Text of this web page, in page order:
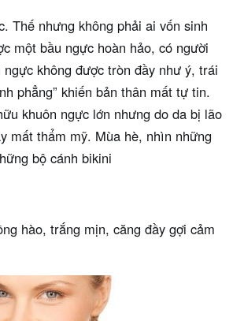
Thế nhưng không phải ai vốn sinh
một bầu ngực hoàn hảo, có người
không được tròn đầy như ý, trái
phẳng” khiến bản thân mất tự tin.
khuôn ngực lớn nhưng do da bị lão
mất thẩm mỹ. Mùa hè, nhìn những
bộ cánh bikini
hào, trắng mịn, căng đầy gợi cảm